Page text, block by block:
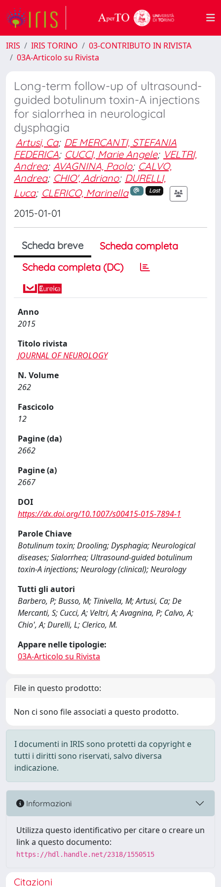
IRIS IRIS TORINO
03-CONTRIBUTO IN RIVISTA
03A-Articolo su Rivista
Long-term follow-up of ultrasound-
guided botulinum toxin-A injections
for sialorrhea in neurological
dysphagia
Artusi, Ca; DE MERCANTI, STEFANIA
FEDERICA; CUCCI, Marie Angele; VELTRI,
Andrea; AVAGNINA, Paolo; CALVO,
Andrea; CHIO', Adriano; DURELLI,
Luca; CLERICO, Marinella Last
2015-01-01
Scheda breve
Scheda completa
Scheda completa (DC)
Anno
2015
Titolo rivista
JOURNAL OF NEUROLOGY
N. Volume
262
Fascicolo
12
Pagine (da)
2662
Pagine (a)
2667
DOI
https://dx.doi.org/10.1007/s00415-015-7894-1
Parole Chiave
Botulinum toxin; Drooling; Dysphagia; Neurological
diseases; Sialorrhea; Ultrasound-guided botulinum
toxin-A injections; Neurology (clinical); Neurology
Tutti gli autori
Barbero, P; Busso, M; Tinivella, M; Artusi, Ca; De
Mercanti, S; Cucci, A; Veltri, A; Avagnina, P; Calvo, A;
Chio', A; Durelli, L; Clerico, M.
Appare nelle tipologie:
03A-Articolo su Rivista
File in questo prodotto:
Non ci sono file associati a questo prodotto.
I documenti in IRIS sono protetti da copyright e
tutti i diritti sono riservati, salvo diversa
indicazione.
Informazioni
Utilizza questo identificativo per citare o creare un
link a questo documento:
https://hdl.handle.net/2318/1550515
Citazioni